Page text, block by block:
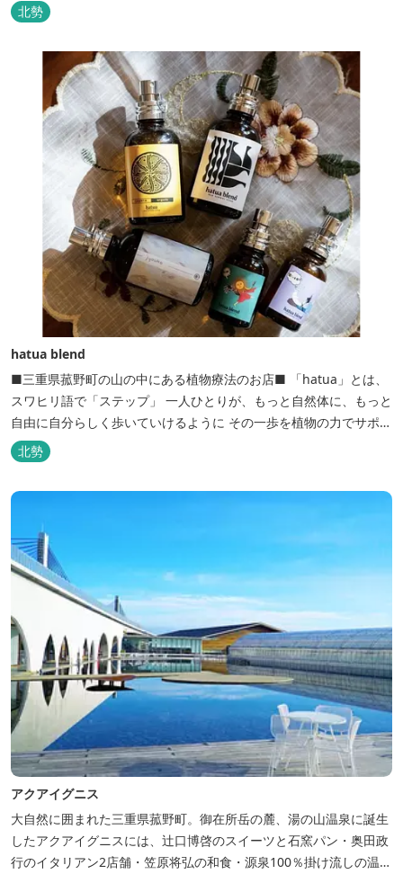
北勢
hatua blend
■三重県菰野町の山の中にある植物療法のお店■ 「hatua」とは、
スワヒリ語で「ステップ」 一人ひとりが、もっと自然体に、もっと
自由に自分らしく歩いていけるように その一歩を植物の力でサポー
トしたいという思いから生まれたお店。 黄土スチームよもぎ蒸しや
アロマの調合、季節の養生講座、アロマ講座、腸活講座、ワークシ
ョップ、イベント出店 植物を通して身体と心を整えよう！をテーマ
北勢
アクアイグニス
大自然に囲まれた三重県菰野町。御在所岳の麓、湯の山温泉に誕生
したアクアイグニスには、辻󠄀口博啓のスイーツと石窯パン・奥田政
行のイタリアン2店舗・笠原将弘の和食・源泉100％掛け流しの温